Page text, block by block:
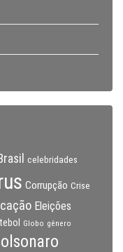
celebridades
Corrupção Crise
Eleições
Globo gênero